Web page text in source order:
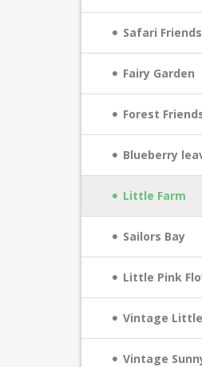
Safari
Fairy Garden
Forest
Blueberry
Little Farm
Sailors Bay
Little Pink
Vintage
Vintage